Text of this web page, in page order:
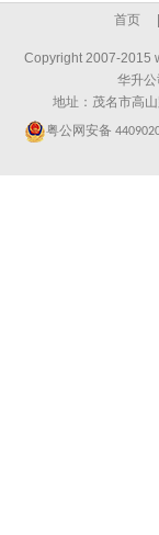
首页
Copyright 2007-2015
华升
地址：茂名市高
粤公网安备